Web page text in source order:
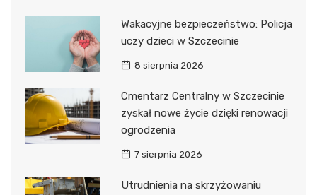
Wakacyjne bezpieczeństwo: Policja
uczy dzieci w Szczecinie
8 sierpnia 2026
Cmentarz Centralny w Szczecinie
zyskał nowe życie dzięki renowacji
ogrodzenia
7 sierpnia 2026
Utrudnienia na skrzyżowaniu